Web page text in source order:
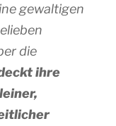
gewaltigen
die
ihre